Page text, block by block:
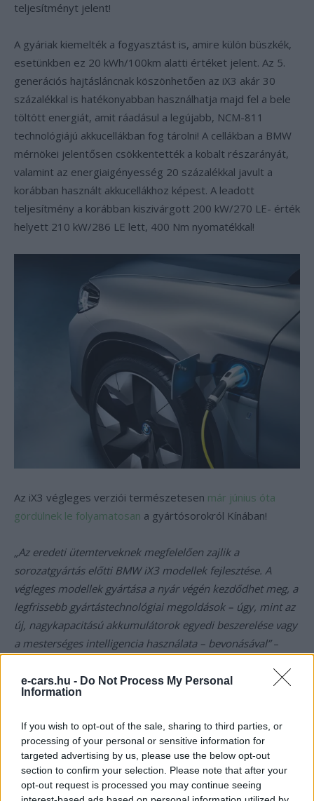
e-cars.hu - Do Not Process My Personal
Information
If you wish to opt-out of the sale, sharing to third parties, or
processing of your personal or sensitive information for
targeted advertising by us, please use the below opt-out
section to confirm your selection. Please note that after your
opt-out request is processed you may continue seeing
teljesítményt jelent!
A gyáriak kiemelték a fogyasztást is, amire külön büszkék,
esetünkben ez 20 kWh/100km alatti értéket jelent. Az 5.
generációs hajtásláncnak köszönhetően az iX3 akár 30
százalékkal is hatékonyabban használhatja majd fel a bele
töltött energiát, amit ráadásul a legújabb, NCM-811
technológiájú akkucellákban fog tárolni! A cellákban a BMW
mérnökei jelentősen csökkentették a kobalt részarányát,
valamint az energiaigényesség 20 százalékkal javult a
korábban használt akkucellákhoz képest. A leadott
teljesítmény a korábban kiszivárgott 200 kW/270 LE- érték
helyett 210 kW/286 LE lett, 400 Nm nyomatékkal!
Az iX3 végleges verziói természetesen már június óta
gördülnek le folyamatosan a gyártósorokról Kínában!
„Az eredeti ütemterveknek megfelelően zajlik a
sorozatgyártás előtti BMW iX3 modellek fejlesztése. A
végleges modellek gyártása a nyár végén kezdődhet meg, a
legfrissebb gyártástechnológiai megoldások – úgy, mint az
új, nagykapacitású akkumulátorok egyedi beszerelése vagy
a mesterséges intelligencia használata – bevonásával”–
„Ugyanazon a gyártósoron állítjuk össze a teljesen
elektromos BMW iX3 és a belső égésű motorral ellátott
nagy hatékonyságot és rugalmasságot érjünk el a
gyártásban”– tette hozzá Robert Küssel.